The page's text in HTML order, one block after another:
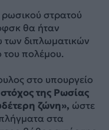
στρατού
θα ήταν
των διπλωματικών
του πολέμου.
στο υπουργείο
στόχος της Ρωσίας
ζώνη», ώστε
στα